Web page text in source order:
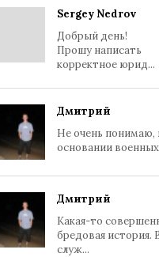
Sergey Nedrov
Добрый день!
Прошу написать
корректное юрид...
Дмитрий
Не очень понимаю,
основании
Дмитрий
Какая-то
бредовая история.
служ...